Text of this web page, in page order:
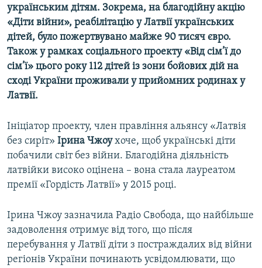
українським дітям. Зокрема, на благодійну акцію
«Діти війни», реабілітацію у Латвії українських
дітей, було пожертвувано майже 90 тисяч євро.
Також у рамках соціального проекту «Від сім’ї до
сім’ї» цього року 112 дітей із зони бойових дій на
сході України проживали у прийомних родинах у
Латвії.
Ініціатор проекту, член правління альянсу «Латвія
без сиріт» Ірина Чжоухоче, щоб українські діти
побачили світ без війни. Благодійна діяльність
латвійки високо оцінена – вона стала лауреатом
премії «Гордість Латвії» у 2015 році.
Ірина Чжоу зазначила Радіо Свобода, що найбільше
задоволення отримує від того, що після
перебування у Латвії діти з постраждалих від війни
регіонів України починають усвідомлювати, що